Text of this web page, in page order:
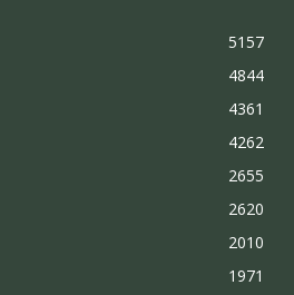
5157
4844
4361
4262
2655
2620
2010
1971